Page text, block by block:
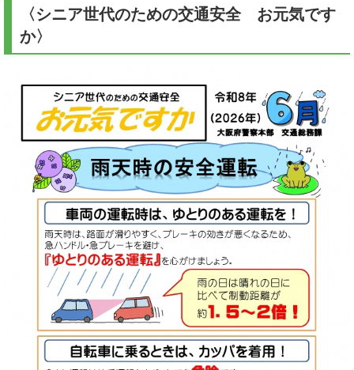
〈シニア世代のための交通安全 お元気です
か〉